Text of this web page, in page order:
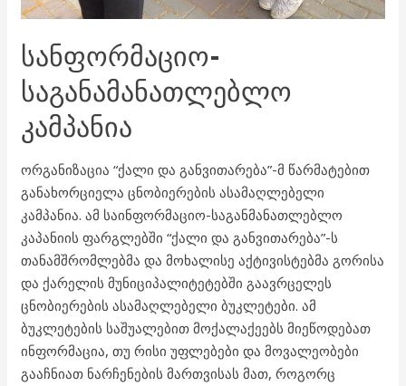
ᲡᲐᲜᲤᲝᲠᲛᲐᲪᲘᲝ-
ᲡᲐᲒᲐᲜᲐᲛᲐᲜᲐᲗᲚᲔᲑᲚᲝ
ᲙᲐᲛᲞᲐᲜᲘᲐ
ორგანიზაცია “ქალი და განვითარება”-მ წარმატებით
განახორციელა ცნობიერების ასამაღლებელი
კამპანია. ამ საინფორმაციო-საგანმანათლებლო
კაპანიის ფარგლებში “ქალი და განვითარება”-ს
თანამშრომლებმა და მოხალისე აქტივისტებმა გორისა
და ქარელის მუნიციპალიტეტებში გაავრცელეს
ცნობიერების ასამაღლებელი ბუკლეტები. ამ
ბუკლეტების საშუალებით მოქალაქეებს მიეწოდებათ
ინფორმაცია, თუ რისი უფლებები და მოვალეობები
გააჩნიათ ნარჩენების მართვისას მათ, როგორც